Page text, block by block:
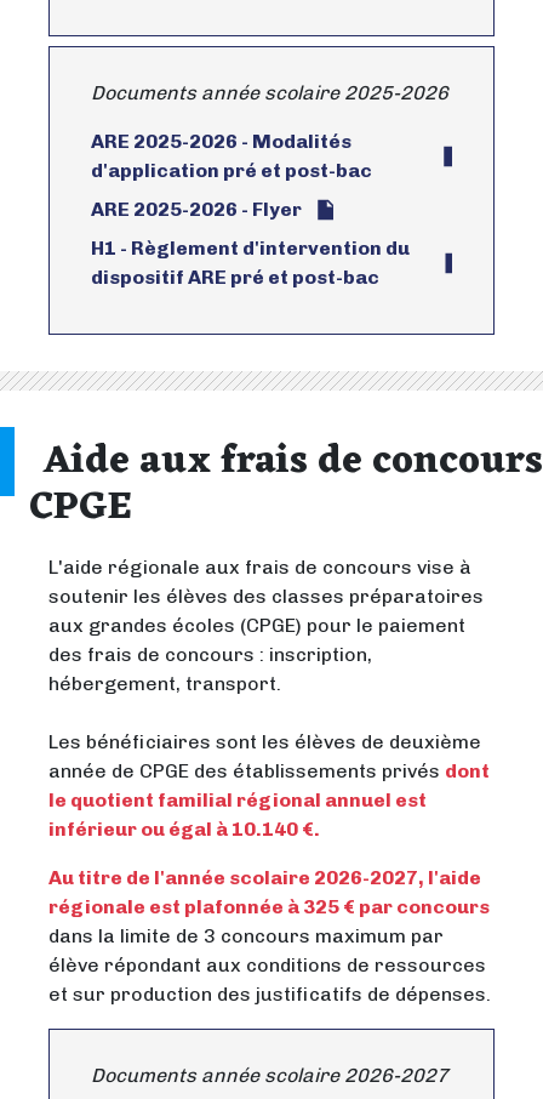
Documents année scolaire 2025-2026
ARE 2025-2026 - Modalités
d'application pré et post-bac
ARE 2025-2026 - Flyer
H1 - Règlement d'intervention du
dispositif ARE pré et post-bac
Aide aux frais de concours
CPGE
L'aide régionale aux frais de concours vise à
soutenir les élèves des classes préparatoires
aux grandes écoles (CPGE) pour le paiement
des frais de concours : inscription,
hébergement, transport.
Les bénéficiaires sont les élèves de deuxième
année de CPGE des établissements privés dont
le quotient familial régional annuel est
inférieur ou égal à 10.140 €.
Au titre de l'année scolaire 2026-2027, l'aide
régionale est plafonnée à 325 € par concours
dans la limite de 3 concours maximum par
élève répondant aux conditions de ressources
et sur production des justificatifs de dépenses.
Documents année scolaire 2026-2027